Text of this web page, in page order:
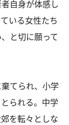
自身が体感し
いる女性たち
と切に願って
てられ、小学
られる。中学
を転々としな